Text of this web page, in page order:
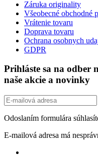
Záruka originality
Všeobecné obchodné
Vrátenie tovaru
Doprava tovaru
Ochrana osobnych
GDPR
Prihláste sa na odber
naše akcie a novinky
Odoslaním formulára
E-mailová adresa má